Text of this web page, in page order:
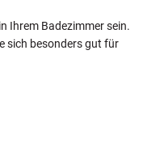
Ihrem Badezimmer sein.
sich besonders gut für